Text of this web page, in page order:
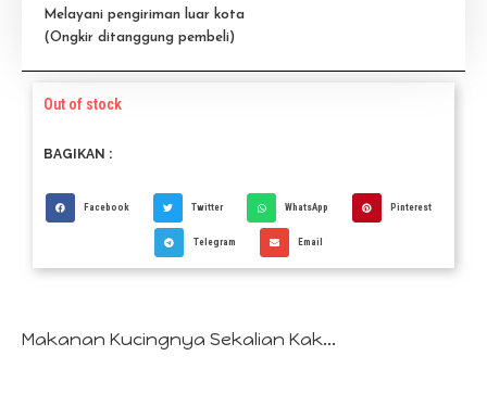
Melayani pengiriman luar kota
(Ongkir ditanggung pembeli)
Out of stock
BAGIKAN :
Facebook Twitter WhatsApp Pinterest
Telegram Email
Makanan Kucingnya Sekalian Kak...